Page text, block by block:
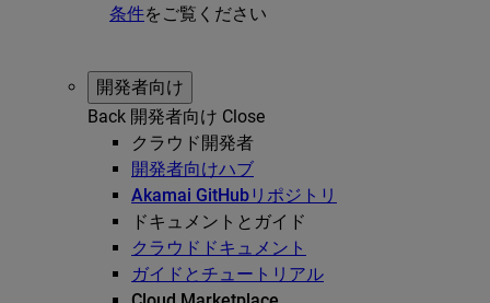
条件をご覧ください
開発者向け
Back 開発者向け Close
クラウド開発者
開発者向けハブ
Akamai GitHubリポジトリ
ドキュメントとガイド
クラウドドキュメント
ガイドとチュートリアル